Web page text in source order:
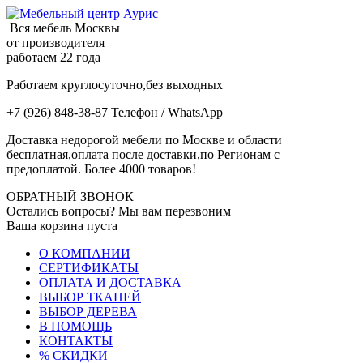
Вся мебель Москвы
от производителя
работаем 22 года
Работаем круглосуточно,без выходных
+7 (926) 848-38-87 Телефон / WhatsApp
Доставка недорогой мебели по Москве и области
бесплатная,оплата после доставки,по Регионам с
предоплатой. Более 4000 товаров!
ОБРАТНЫЙ ЗВОНОК
Остались вопросы? Мы вам перезвоним
Ваша корзина пуста
О КОМПАНИИ
СЕРТИФИКАТЫ
ОПЛАТА И ДОСТАВКА
ВЫБОР ТКАНЕЙ
ВЫБОР ДЕРЕВА
В ПОМОЩЬ
КОНТАКТЫ
% СКИДКИ